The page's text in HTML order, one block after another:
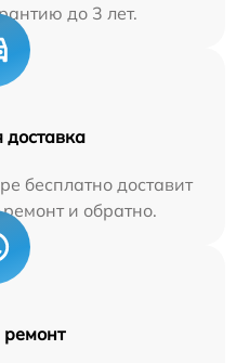
до 3 лет.
доставка
бесплатно доставит
и обратно.